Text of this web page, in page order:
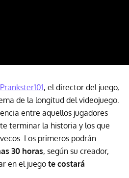
Prankster101, el director del juego,
de la longitud del videojuego.
entre aquellos jugadores
terminar la historia y los que
Los primeros podrán
30 horas, según su creador,
en el juego te costará